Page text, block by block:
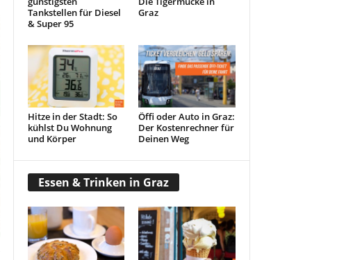
Tankstellen für Diesel
& Super 95
Graz
Hitze in der Stadt: So
kühlst Du Wohnung
und Körper
Öffi oder Auto in Graz:
Der Kostenrechner für
Deinen Weg
Essen & Trinken in Graz